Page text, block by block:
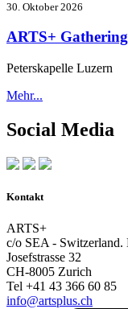
30. Oktober 2026
ARTS+
Peterskapelle Luzern
Mehr...
Social Media
Kontakt
ARTS+
c/o SEA - Switzerland.
Josefstrasse 32
CH-8005 Zurich
Tel +41 43 366 60 85
info@artsplus.ch